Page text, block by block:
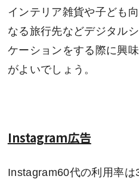
インテリア雑貨や子ども
なる旅行先などデジタル
ケーションをする際に興
がよいでしょう。
Instagram広告
Instagram60代の利用率